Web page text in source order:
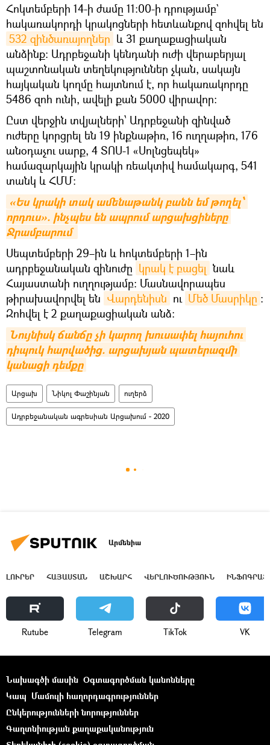
Հոկտեմբերի 14-ի ժամը 11:00-ի դրությամբ`
հակառակորդի կրակոցների հետևանքով զոհվել են
532 զինծառայողներ և 31 քաղաքացիական
անձինք։ Ադրբեջանի կենդանի ուժի վերաբերյալ
պաշտոնական տեղեկություններ չկան, սակայն
հայկական կողմը հայտնում է, որ հակառակորդը
5486 զոհ ունի, ավելի քան 5000 վիրավոր։
Ըստ վերջին տվյալների՝ Ադրբեջանի զինված
ուժերը կորցրել են 19 ինքնաթիռ, 16 ուղղաթիռ, 176
անօդաչու սարք, 4 ՏՈՍ-1 «Սոլնցեպեկ»
համազարկային կրակի ռեակտիվ համակարգ, 541
տանկ և ՀՄՄ:
«Ես կրակի տակ ամենաթանկ բանն եմ թողել՝
որդուս». ինչպես են ապրում արցախցիները
Ջրամբարում
Սեպտեմբերի 29–ին և հոկտեմբերի 1–ին
ադրբեջանական զինուժը կրակ է բացել նաև
Հայաստանի ուղղությամբ։ Մասնավորապես
թիրախավորվել են Վարդենիսն ու Մեծ Մասրիկը ։
Զոհվել է 2 քաղաքացիական անձ։
Նույնիսկ ճանճը չի կարող խուսափել հայուհու
դիպուկ հարվածից. արցախյան պատերազմի
կանացի դեմքը
Արցախ Նիկոլ Փաշինյան ուղերձ
Ադրբեջանական ագրեսիան Արցախում - 2020
Արմենիա
ԼՈՒՐԵՐ ՀԱՅԱՍՏԱՆ ԱՇԽԱՐՀ ՎԵՐԼՈՒԾՈՒԹՅՈՒՆ
Rutube Telegram ТikТоk VK
Նախագծի մասին Օգտագործման կանոնները
Կապ Մամուլի հաղորդագրություններ
Ընկերությունների նորություններ
Գաղտնիության քաղաքականություն